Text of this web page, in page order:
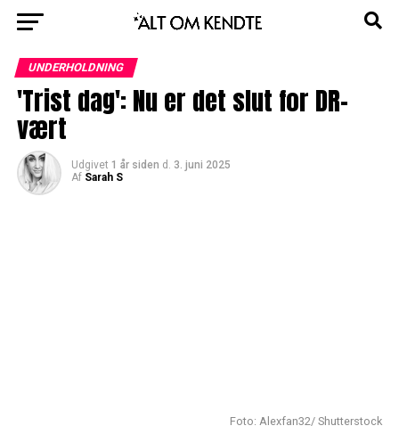
UNDERHOLDNING
'Trist dag': Nu er det slut for DR-
vært
Udgivet 1 år siden d. 3. juni 2025
Af Sarah S
Foto: Alexfan32/ Shutterstock